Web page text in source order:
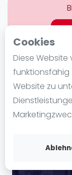
Cookies
Diese
funktionsfähig
Website zu
FIP Frauen
Blog
Die
Regeln und
Padel Schläge
Video
Über AMR